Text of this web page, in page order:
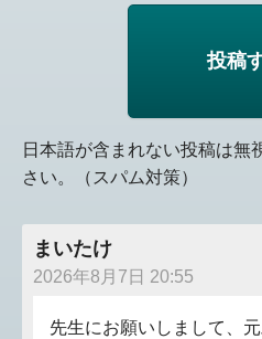
日本語が含まれない投稿は無
さい。（スパム対策）
まいたけ
2026年8月7日 20:55
先生にお願いしまして、